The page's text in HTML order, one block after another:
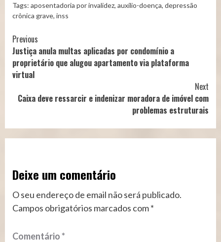
Tags: aposentadoria por invalidez, auxílio-doença, depressão
crônica grave, inss
Continue
Reading
Previous
Justiça anula multas aplicadas por condomínio a
proprietário que alugou apartamento via plataforma
virtual
Next
Caixa deve ressarcir e indenizar moradora de imóvel com
problemas estruturais
Deixe um comentário
O seu endereço de email não será publicado.
Campos obrigatórios marcados com*
Comentário*